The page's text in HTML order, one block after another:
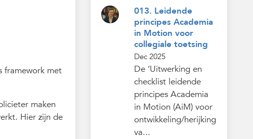
framework met
maken
Hier zijn de
013. Leidende
principes Academia
in Motion voor
collegiale toetsing
Dec 2025
De ‘Uitwerking en
checklist leidende
principes Academia
in Motion (AiM) voor
ontwikkeling/herijking
va...